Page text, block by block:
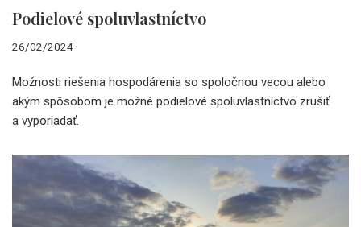
Podielové spoluvlastníctvo
26/02/2024
Možnosti riešenia hospodárenia so spoločnou vecou alebo
akým spôsobom je možné podielové spoluvlastníctvo zrušiť
a vyporiadať.